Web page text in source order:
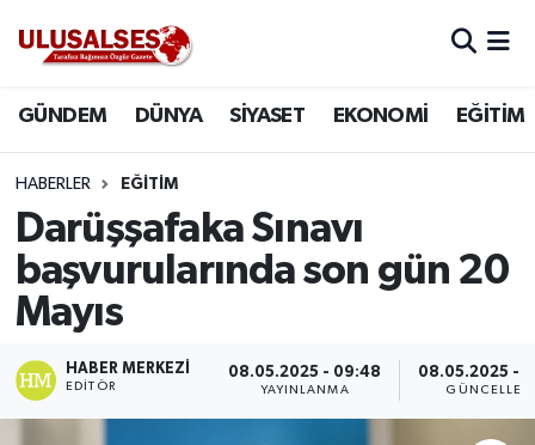
GÜNDEM DÜNYA SİYASET EKONOMİ EĞİTİM
HABERLER EĞİTİM
Darüşşafaka Sınavı
başvurularında son gün 20
Mayıs
HABER MERKEZI
EDITÖR
08.05.2025 - 09:48
YAYINLANMA
08.05.2025 -
DÜNYA
SİYASET
EKONOMİ
EĞİTİM
SAĞLIK
Trafik Durumu
Süper Lig Puan Durumu ve Fikstür
Tüm Manşetler
Son Dakika Haberleri
Haber Arşivi